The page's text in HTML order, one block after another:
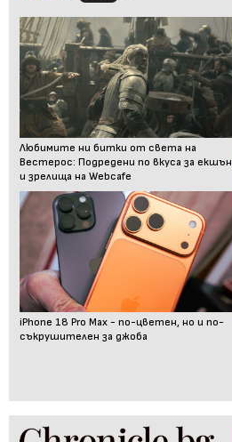
Любимите ни битки от света на
Вестерос: Подредени по вкуса за екшън
и зрелища на Webcafe
iPhone 18 Pro Max - по-цветен, но и по-
съкрушителен за джоба